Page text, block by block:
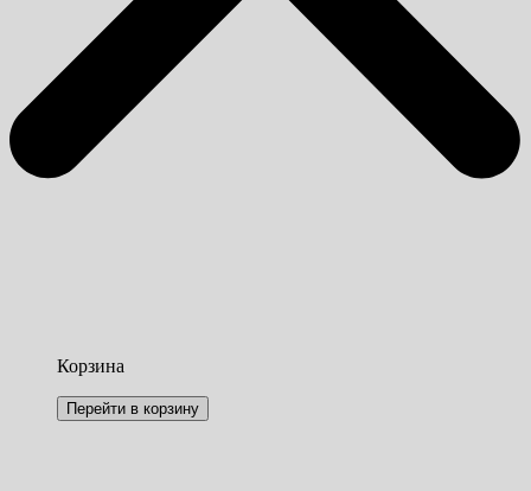
Корзина
Перейти в корзину